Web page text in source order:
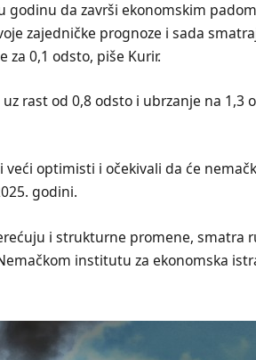
godinu da završi ekonomskim
zajedničke prognoze i sada
0,1 odsto, piše Kurir.
rast od 0,8 odsto i ubrzanje na 1,3
optimisti i očekivali da će
godini.
i strukturne promene, smatra
institutu za ekonomska